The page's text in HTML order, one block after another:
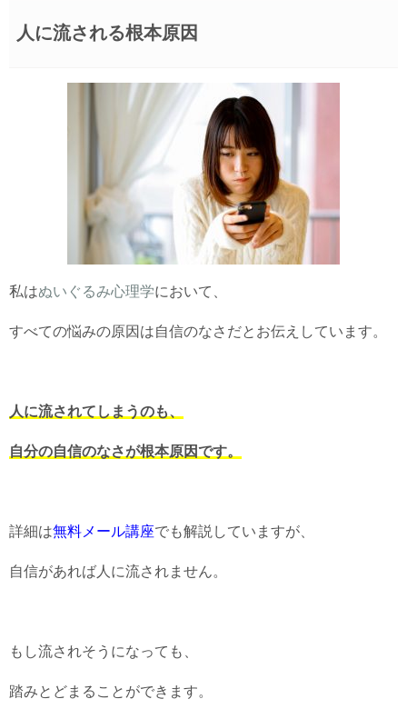
人に流される根本原因
私はぬいぐるみ心理学において、
すべての悩みの原因は自信のなさだとお伝えしています。
人に流されてしまうのも、
自分の自信のなさが根本原因です。
詳細は無料メール講座でも解説していますが、
自信があれば人に流されません。
もし流されそうになっても、
踏みとどまることができます。